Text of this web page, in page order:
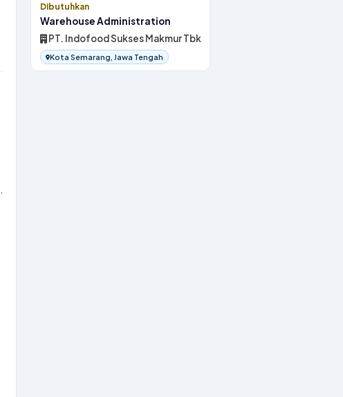
Dibutuhkan
Warehouse Administration
PT. Indofood Sukses Makmur Tbk
Kota Semarang, Jawa Tengah